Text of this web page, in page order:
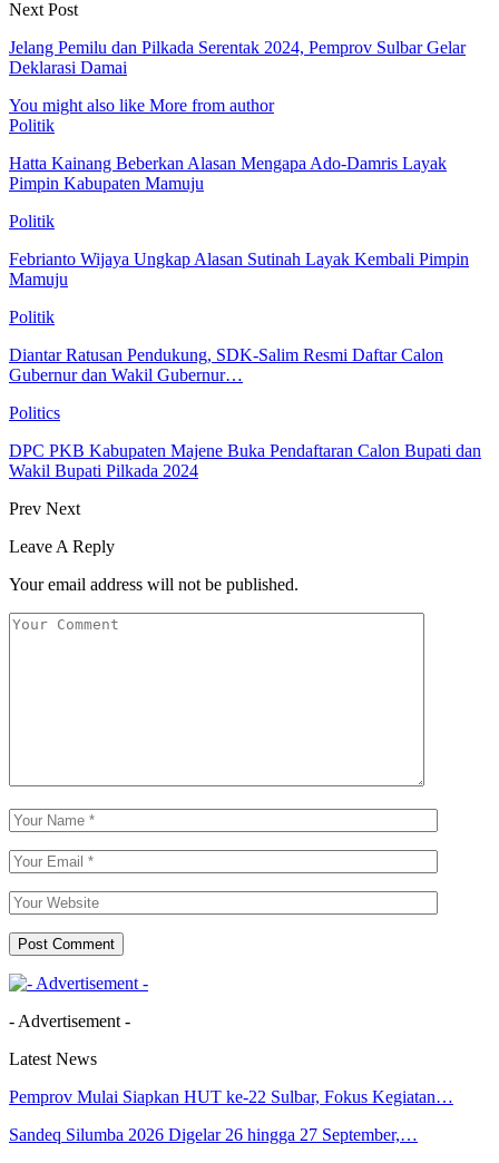
Next Post
Jelang Pemilu dan Pilkada Serentak 2024, Pemprov Sulbar Gelar
Deklarasi Damai
You might also like More from author
Politik
Hatta Kainang Beberkan Alasan Mengapa Ado-Damris Layak
Pimpin Kabupaten Mamuju
Politik
Febrianto Wijaya Ungkap Alasan Sutinah Layak Kembali Pimpin
Mamuju
Politik
Diantar Ratusan Pendukung, SDK-Salim Resmi Daftar Calon
Gubernur dan Wakil Gubernur…
Politics
DPC PKB Kabupaten Majene Buka Pendaftaran Calon Bupati dan
Wakil Bupati Pilkada 2024
Prev Next
Leave A Reply
Your email address will not be published.
- Advertisement -
Latest News
Pemprov Mulai Siapkan HUT ke-22 Sulbar, Fokus Kegiatan…
Sandeq Silumba 2026 Digelar 26 hingga 27 September,…